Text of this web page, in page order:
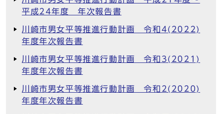
平成24年度 年次報告書
川崎市男女平等推進行動計画 令和4(2022)
年度年次報告書
川崎市男女平等推進行動計画 令和3(2021)
年度年次報告書
川崎市男女平等推進行動計画 令和2(2020)
年度年次報告書